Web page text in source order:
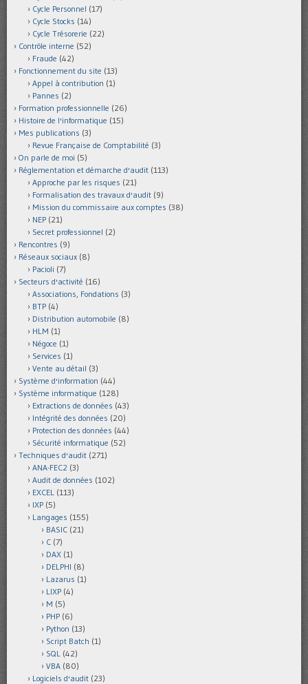
Cycle Personnel (17)
Cycle Stocks (14)
Cycle Trésorerie (22)
Contrôle interne (52)
Fraude (42)
Fonctionnement du site (13)
Appel à contribution (1)
Pannes (2)
Formation professionnelle (26)
Histoire de l'informatique (15)
Mes publications (3)
Revue Française de Comptabilité (3)
On parle de moi (5)
Réglementation et démarche d'audit (113)
Approche par les risques (21)
Formalisation des travaux d'audit (9)
Mission du commissaire aux comptes (38)
NEP (21)
Secret professionnel (2)
Rencontres (9)
Réseaux sociaux (8)
Pacioli (7)
Secteurs d'activité (16)
Associations, Fondations (3)
BTP (4)
Distribution automobile (8)
HLM (1)
Négoce (1)
Services (1)
Vente au détail (3)
Système d'information (44)
Système informatique (128)
Extractions de données (43)
Intégrité des données (20)
Protection des données (44)
Sécurité informatique (52)
Techniques d'audit (271)
ANA-FEC2 (3)
Audit de données (102)
EXCEL (113)
IXP (5)
Langages (155)
BASIC (21)
C (7)
DAX (1)
DELPHI (8)
Lazarus (1)
LIXP (4)
M (5)
PHP (6)
Python (13)
Script Batch (1)
SQL (42)
VBA (80)
Logiciels d'audit (23)